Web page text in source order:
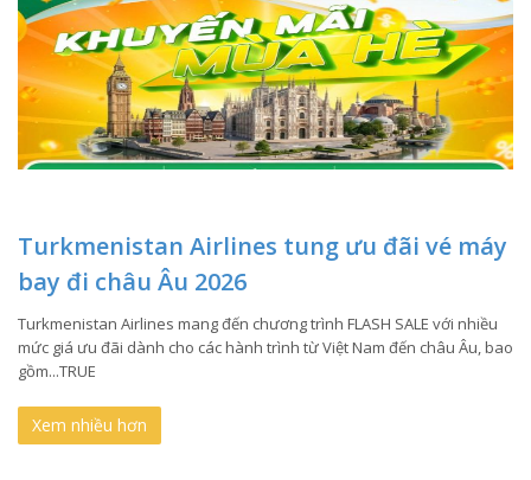
Turkmenistan Airlines tung ưu đãi vé máy
bay đi châu Âu 2026
Turkmenistan Airlines mang đến chương trình FLASH SALE với nhiều
mức giá ưu đãi dành cho các hành trình từ Việt Nam đến châu Âu, bao
gồm...TRUE
Xem nhiều hơn